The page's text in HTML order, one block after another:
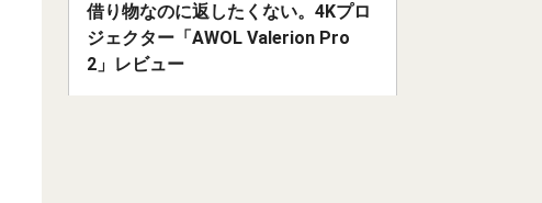
借り物なのに返したくない。4Kプロ
ジェクター「AWOL Valerion Pro
2」レビュー